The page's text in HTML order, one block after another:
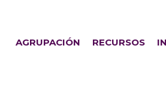
AGRUPACIÓN RECURSOS